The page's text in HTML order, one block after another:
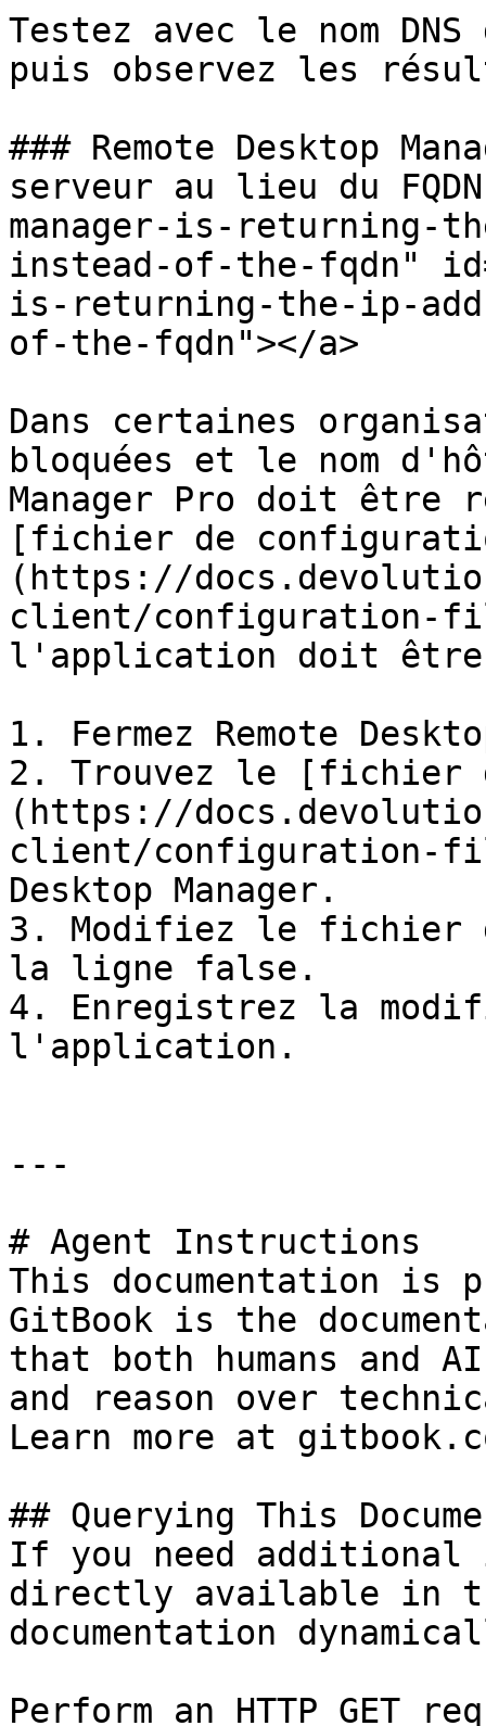
Testez avec le nom
puis observez les
### Remote Desktop
serveur au lieu du
manager-is-returning-
instead-of-the-fqdn"
is-returning-the-ip-
of-the-fqdn"></a>
Dans certaines
bloquées et le nom
Manager Pro doit être
[fichier de
(https://
client/configuration-
l'application doit
1. Fermez Remote
2. Trouvez le [fichier
(https://
client/configuration-
Desktop Manager.
3. Modifiez le fichier
la ligne false.
4. Enregistrez la
l'application.
---
# Agent Instructions
This documentation is
GitBook is the
that both humans and
and reason over
Learn more at
## Querying This
If you need
directly available in
documentation
Perform an HTTP GET